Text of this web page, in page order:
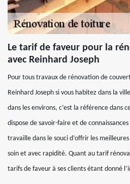
Le tarif de faveur pour la
avec Reinhard Joseph
Pour tous travaux de rénovation de
Reinhard Joseph si vous habitez dans la
dans les environs, c’est la référence dans
dispose de savoir-faire et de
travaille dans le souci d’offrir les
soin et avec rapidité. Quant au tarif
tarifs de faveur à ses clients étant donné